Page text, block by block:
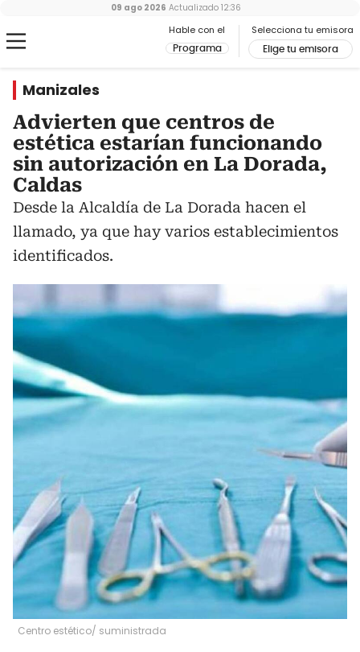
Hable con el
Programa
Selecciona tu emisora
Elige tu emisora
09 ago 2026 Actualizado 12:36
Manizales
Advierten que centros de
estética estarían funcionando
sin autorización en La Dorada,
Caldas
Desde la Alcaldía de La Dorada hacen el
llamado, ya que hay varios establecimientos
identificados.
Centro estético/ suministrada